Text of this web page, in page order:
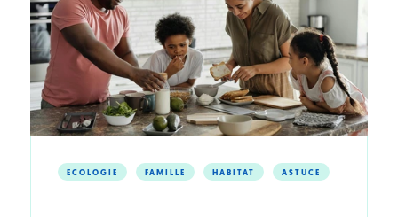
ECOLOGIE FAMILLE HABITAT ASTUCE